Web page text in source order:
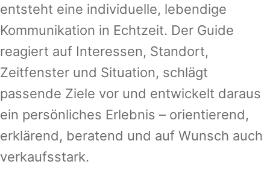
entsteht eine individuelle, lebendige
Kommunikation in Echtzeit. Der Guide
reagiert auf Interessen, Standort,
Zeitfenster und Situation, schlägt
passende Ziele vor und entwickelt daraus
ein persönliches Erlebnis – orientierend,
erklärend, beratend und auf Wunsch auch
verkaufsstark.